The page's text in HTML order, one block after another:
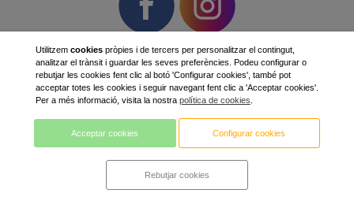
Polígon Industrial Camí dels Frares Tel. 973 232 104
Fax. 973 597 037
info@lleidatanamediambient.com
Utilitzem cookiespròpies i de tercers per personalitzar el contingut,
analitzar el trànsit i guardar les seves preferències. Podeu configurar o
rebutjar les cookies fent clic al botó 'Configurar cookies', també pot
acceptar totes les cookies i seguir navegant fent clic a 'Acceptar cookies'.
Per a més informació, visita la nostra política de cookies
Acceptar cookies Configurar cookies
Rebutjar cookies